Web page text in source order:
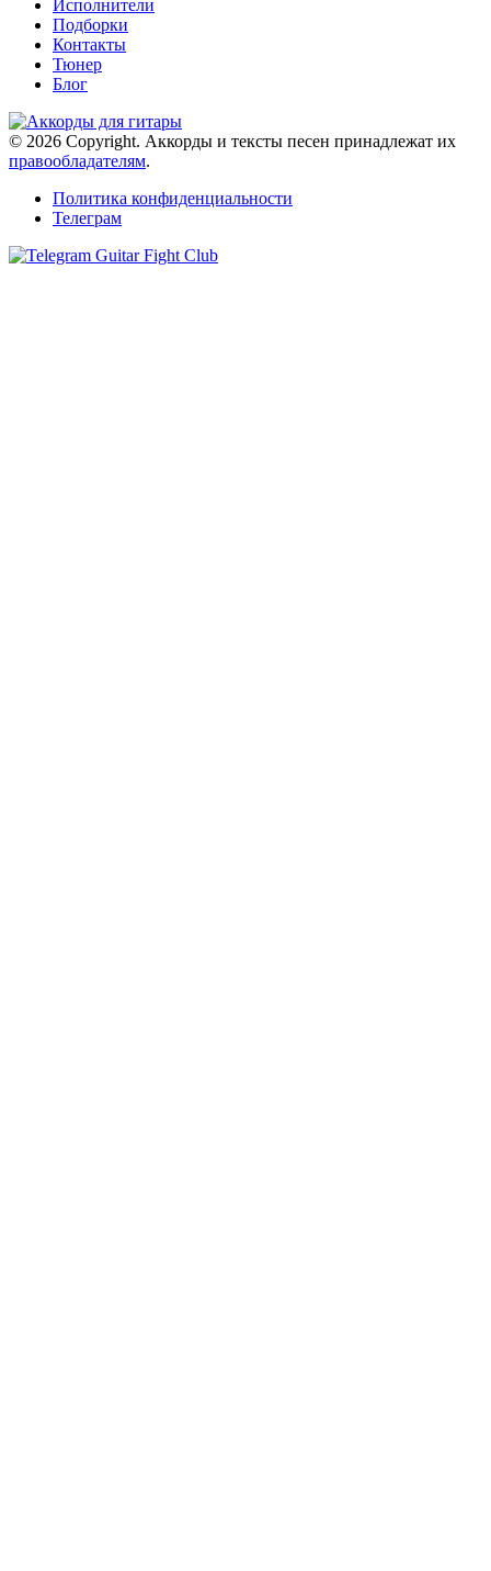
Исполнители
Подборки
Контакты
Тюнер
Блог
© 2026 Copyright. Аккорды и тексты песен принадлежат их
правообладателям.
Политика конфиденциальности
Телеграм